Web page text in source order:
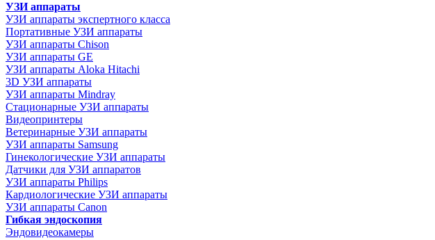
УЗИ аппараты
УЗИ аппараты экспертного класса
Портативные УЗИ аппараты
УЗИ аппараты Chison
УЗИ аппараты GE
УЗИ аппараты Aloka Hitachi
3D УЗИ аппараты
УЗИ аппараты Mindray
Стационарные УЗИ аппараты
Видеопринтеры
Ветеринарные УЗИ аппараты
УЗИ аппараты Samsung
Гинекологические УЗИ аппараты
Датчики для УЗИ аппаратов
УЗИ аппараты Philips
Кардиологические УЗИ аппараты
УЗИ аппараты Canon
Гибкая эндоскопия
Эндовидеокамеры